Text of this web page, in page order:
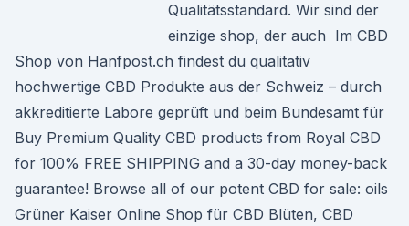
Qualitätsstandard. Wir sind der
einzige shop, der auch Im CBD
Shop von Hanfpost.ch findest du qualitativ
hochwertige CBD Produkte aus der Schweiz – durch
akkreditierte Labore geprüft und beim Bundesamt für
Buy Premium Quality CBD products from Royal CBD
for 100% FREE SHIPPING and a 30-day money-back
guarantee! Browse all of our potent CBD for sale: oils
Grüner Kaiser Online Shop für CBD Blüten, CBD